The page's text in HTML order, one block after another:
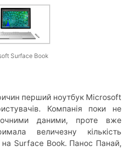
Surface Book
перший ноутбук Microsoft
Компанія поки не
даними, проте вже
величезну кількість
на Surface Book. Панос Панай,